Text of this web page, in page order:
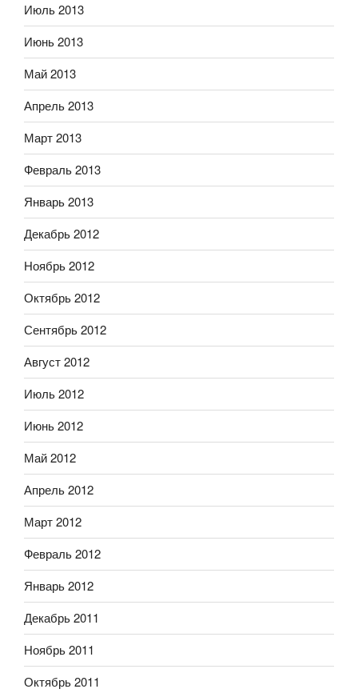
Июль 2013
Июнь 2013
Май 2013
Апрель 2013
Март 2013
Февраль 2013
Январь 2013
Декабрь 2012
Ноябрь 2012
Октябрь 2012
Сентябрь 2012
Август 2012
Июль 2012
Июнь 2012
Май 2012
Апрель 2012
Март 2012
Февраль 2012
Январь 2012
Декабрь 2011
Ноябрь 2011
Октябрь 2011